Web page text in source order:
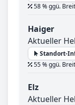
58 % ggü.
Haiger
Aktueller
Standort-
55 % ggü.
Elz
Aktueller